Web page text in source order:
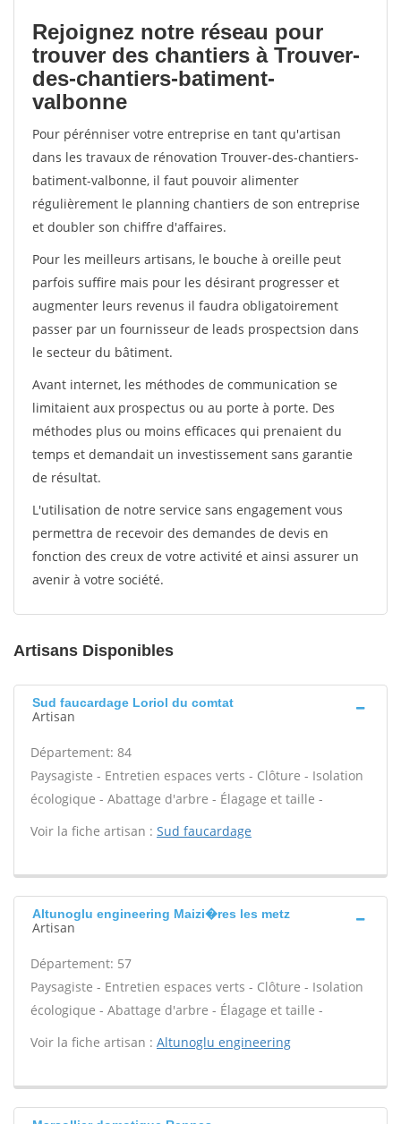
Rejoignez notre réseau pour
trouver des chantiers à Trouver-
des-chantiers-batiment-
valbonne
Pour pérénniser votre entreprise en tant qu'artisan
dans les travaux de rénovation Trouver-des-chantiers-
batiment-valbonne, il faut pouvoir alimenter
régulièrement le planning chantiers de son entreprise
et doubler son chiffre d'affaires.
Pour les meilleurs artisans, le bouche à oreille peut
parfois suffire mais pour les désirant progresser et
augmenter leurs revenus il faudra obligatoirement
passer par un fournisseur de leads prospectsion dans
le secteur du bâtiment.
Avant internet, les méthodes de communication se
limitaient aux prospectus ou au porte à porte. Des
méthodes plus ou moins efficaces qui prenaient du
temps et demandait un investissement sans garantie
de résultat.
L'utilisation de notre service sans engagement vous
permettra de recevoir des demandes de devis en
fonction des creux de votre activité et ainsi assurer un
avenir à votre société.
Artisans Disponibles
Sud faucardage Loriol du comtat
Artisan
Département: 84
Paysagiste - Entretien espaces verts - Clôture - Isolation
écologique - Abattage d'arbre - Élagage et taille -
Voir la fiche artisan : Sud faucardage
Altunoglu engineering Maizi�res les metz
Artisan
Département: 57
Paysagiste - Entretien espaces verts - Clôture - Isolation
écologique - Abattage d'arbre - Élagage et taille -
Voir la fiche artisan : Altunoglu engineering